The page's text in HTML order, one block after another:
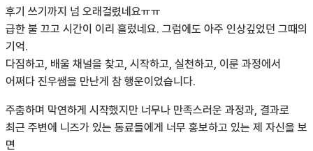
후기 쓰기까지 넘 오래걸렸네요ㅠㅠ
급한 불 끄고 시간이 이리 흘렀네요. 그럼에도 아주 인상깊었던 그때의
기억.
다짐하고, 배울 채널을 찾고, 시작하고, 실천하고, 이룬 과정에서
어쩌다 진우쌤을 만난게 참 행운이었습니다.
주춤하며 막연하게 시작했지만 너무나 만족스러운 과정과, 결과로
최근 주변에 니즈가 있는 동료들에게 너무 홍보하고 있는 제 자신을 보
면